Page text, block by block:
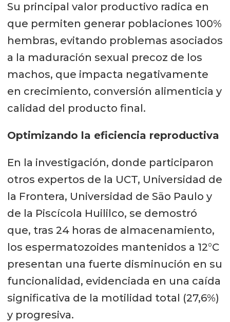
Su principal valor productivo radica en
que permiten generar poblaciones 100%
hembras, evitando problemas asociados
a la maduración sexual precoz de los
machos, que impacta negativamente
en crecimiento, conversión alimenticia y
calidad del producto final.
Optimizando la eficiencia reproductiva
En la investigación, donde participaron
otros expertos de la UCT, Universidad de
la Frontera, Universidad de São Paulo y
de la Piscícola Huililco, se demostró
que, tras 24 horas de almacenamiento,
los espermatozoides mantenidos a 12°C
presentan una fuerte disminución en su
funcionalidad, evidenciada en una caída
significativa de la motilidad total (27,6%)
y progresiva.